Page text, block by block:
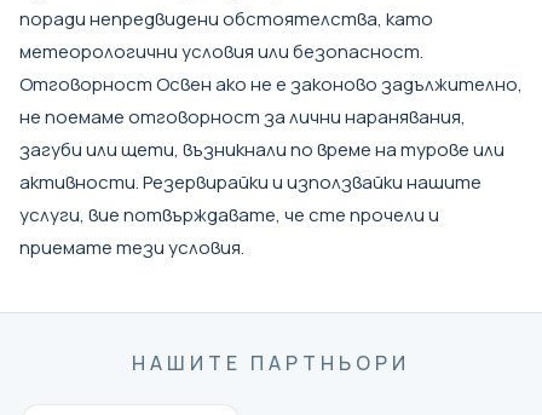
поради непредвидени обстоятелства, като
метеорологични условия или безопасност.
Отговорност Освен ако не е законово задължително,
не поемамe отговорност за лични наранявания,
загуби или щети, възникнали по време на турове или
активности. Резервирайки и използвайки нашите
услуги, вие потвърждавате, че сте прочели и
приемате тези условия.
НАШИТЕ ПАРТНЬОРИ